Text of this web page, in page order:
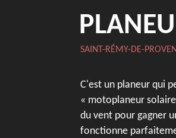
SAINT-RÉMY-DE-
C'est un planeur qui
« motoplaneur
du vent pour gagner
fonctionne